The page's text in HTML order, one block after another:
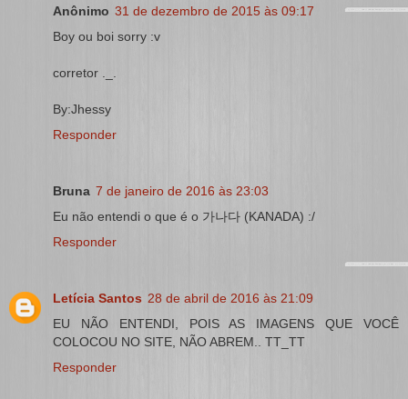
Anônimo 31 de dezembro de 2015 às 09:17
Boy ou boi sorry :v
corretor ._.
By:Jhessy
Responder
Bruna 7 de janeiro de 2016 às 23:03
Eu não entendi o que é o 가나다 (KANADA) :/
Responder
Letícia Santos 28 de abril de 2016 às 21:09
EU NÃO ENTENDI, POIS AS IMAGENS QUE VOCÊ
COLOCOU NO SITE, NÃO ABREM.. TT_TT
Responder